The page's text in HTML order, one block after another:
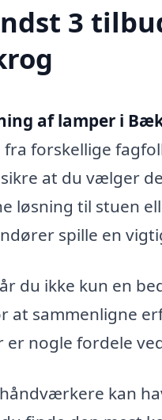
3
af lamper i
forskellige
at du vælger
løsning til stuen
spille en
du ikke kun en
at sammenligne
nogle fordele
kan